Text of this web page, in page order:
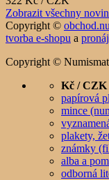
Zobrazit všechny
Copyright ©
tvorba e-shopu a
Copyright ©
Kč / CZK
papírová
mince
plakety,
známky
alba a
odborná